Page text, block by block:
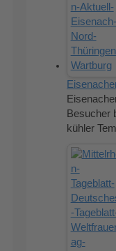
Besucher
kühler